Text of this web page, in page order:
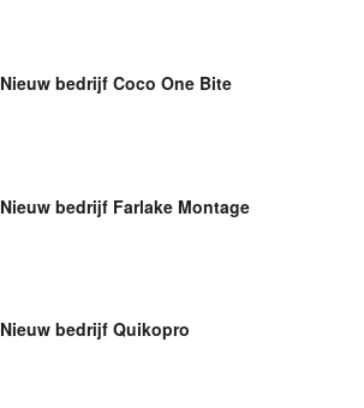
Nieuw bedrijf Coco One Bite
Nieuw bedrijf Farlake Montage
Nieuw bedrijf Quikopro